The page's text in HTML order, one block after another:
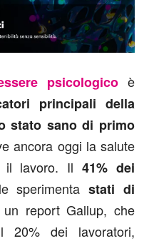
psicologicoè
principali della
stato sano di primo
ancora oggi la salute
il lavoro. Il41% dei
sperimentastati di
report Gallup, che
20% dei lavoratori,